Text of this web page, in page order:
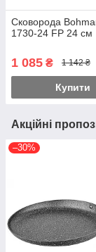
Сковорода
1730-24 FP 24 см
1 085 ₴ 1 142 ₴
Купити
Акційні
–30%